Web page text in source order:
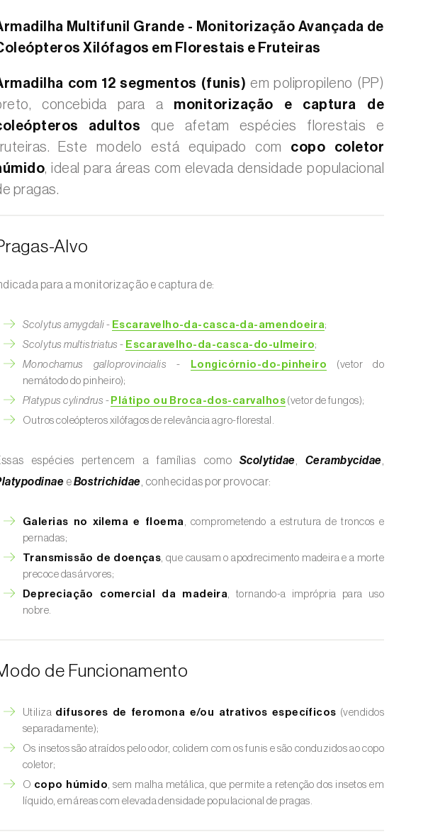
Multifunil Grande - Monitorização Avançada de
Xilófagos em Florestais e Fruteiras
com 12 segmentos (funis) em polipropileno (PP)
concebida para a monitorização e captura de
adultos que afetam espécies florestais e
Este modelo está equipado com copo coletor
, ideal para áreas com elevada densidade populacional
pragas.
Alvo
para a monitorização e captura de:
Scolytus amygdali - Escaravelho-da-casca-da-amendoeira;
Scolytus multistriatus - Escaravelho-da-casca-do-ulmeiro;
Monochamus galloprovincialis - Longicórnio-do-pinheiro (vetor do
nemátodo do pinheiro);
Platypus cylindrus - Plátipo ou Broca-dos-carvalhos(vetor de fungos);
Outros coleópteros xilófagos de relevância agro-florestal.
espécies pertencem a famílias como Scolytidae Cerambycidae
eBostrichidae , conhecidas por provocar:
Galerias no xilema e floema , comprometendo a estrutura de troncos e
pernadas;
Transmissão de doenças, que causam o apodrecimento madeira e a morte
precoce das árvores;
Depreciação comercial da madeira, tornando-a imprópria para uso
nobre.
de Funcionamento
Utiliza difusores de feromona e/ou atrativos específicos (vendidos
separadamente);
Os insetos são atraídos pelo odor, colidem com os funis e são conduzidos ao copo
coletor;
O copo húmido , sem malha metálica, que permite a retenção dos insetos em
líquido, em áreas com elevada densidade populacional de pragas.